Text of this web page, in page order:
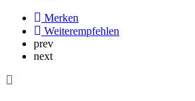
Merken
Weiterempfehlen
prev
next